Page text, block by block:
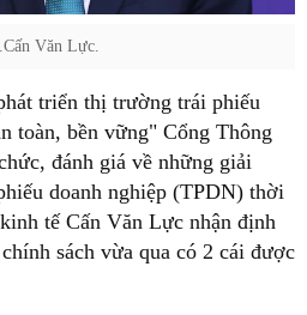
Văn Lực.
triển thị trường trái phiếu
toàn, bền vững" Cổng Thông
đánh giá về những giải
doanh nghiệp (TPDN) thời
tế Cấn Văn Lực nhận định
sách vừa qua có 2 cái được